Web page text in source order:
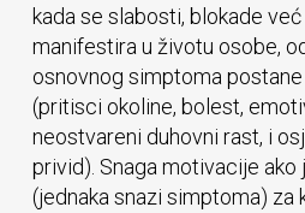
kada se slabosti, blokade
manifestira u životu osobe,
osnovnog simptoma
(pritisci okoline, bolest,
neostvareni duhovni rast, i
privid). Snaga motivacije ako
(jednaka snazi simptoma) za